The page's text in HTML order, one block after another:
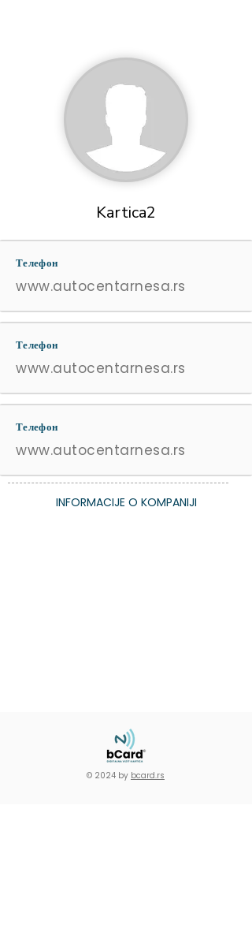
Kartica2
Телефон
www.autocentarnesa.rs
Телефон
www.autocentarnesa.rs
Телефон
www.autocentarnesa.rs
INFORMACIJE O KOMPANIJI
© 2024 by bcard.rs